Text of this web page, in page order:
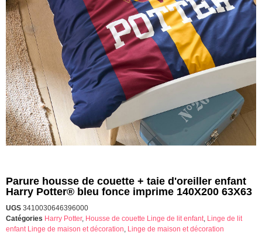
Parure housse de couette + taie d'oreiller enfant
Harry Potter® bleu fonce imprime 140X200 63X63
UGS 3410030646396000
Catégories Harry Potter, Housse de couette Linge de lit enfant, Linge de lit
enfant Linge de maison et décoration, Linge de maison et décoration